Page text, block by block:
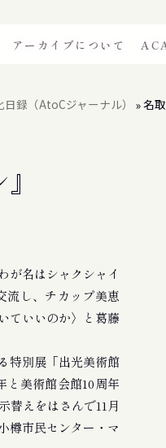
アーカイブについて
録（AtoCジャーナル） »名
が名はシャクシャイ
流し、チカップ美恵
ていいのか〉と葛藤
特別展「出光美術館
美術館会館10周年
替えをはさんで11月
樽市民センター・マ